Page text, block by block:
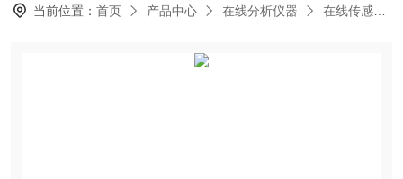
当前位置：首页 产品中心 在线分析仪器 在线传感器